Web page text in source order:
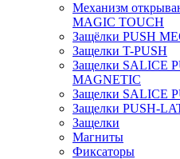
Механизм
MAGIC TOUCH
Защёлки PUSH
Защелки T-PUSH
Защелки SALICE
MAGNETIC
Защелки SALICE
Защелки PUSH-
Защелки
Магниты
Фиксаторы